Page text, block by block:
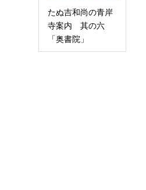
たぬ吉和尚の青岸
寺案内 其の六
「奥書院」